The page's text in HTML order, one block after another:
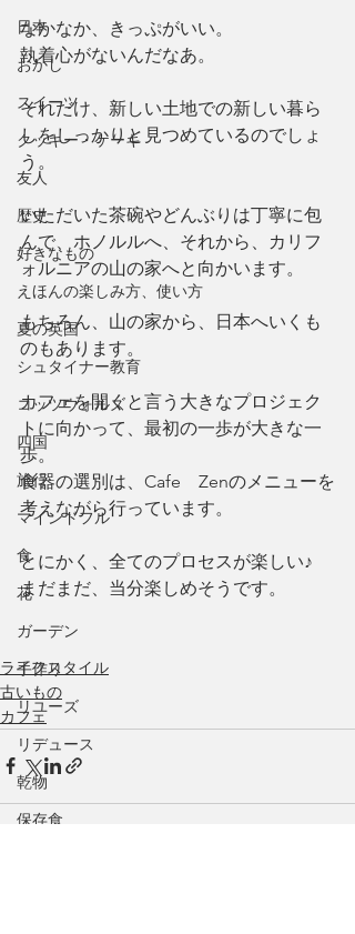
日本
おかし
スイーツ
クッキー・ケーキ
友人
歴史
好きなもの
えほんの楽しみ方、使い方
夏の英国
シュタイナー教育
コッツウォルズ
四国
旅行
マインドフル
食
花
ガーデン
手作り
リユーズ
リデュース
乾物
保存食
なかなか、きっぷがいい。
執着心がないんだなあ。
それだけ、新しい土地での新しい暮ら
しをしっかりと見つめているのでしょ
う。
いただいた茶碗やどんぶりは丁寧に包
んで、ホノルルへ、それから、カリフ
ォルニアの山の家へと向かいます。
もちろん、山の家から、日本へいくも
のもあります。
カフェを開くと言う大きなプロジェク
トに向かって、最初の一歩が大きな一
歩。
食器の選別は、Cafe　Zenのメニューを
考えながら行っています。
とにかく、全てのプロセスが楽しい♪
まだまだ、当分楽しめそうです。
ライフスタイル
古いもの
カフェ